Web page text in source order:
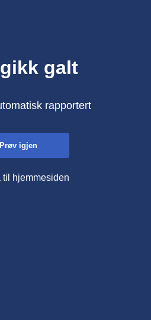
galt
rapportert
Prøv igjen
til hjemmesiden